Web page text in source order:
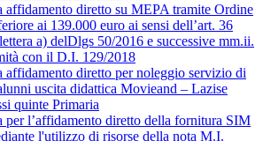
affidamento diretto su MEPA tramite Ordine
ai 139.000 euro ai sensi dell’art. 36
a) delDlgs 50/2016 e successive mm.ii.
con il D.I. 129/2018
affidamento diretto per noleggio servizio di
uscita didattica Movieand – Lazise
quinte Primaria
per l’affidamento diretto della fornitura SIM
l'utilizzo di risorse della nota M.I.